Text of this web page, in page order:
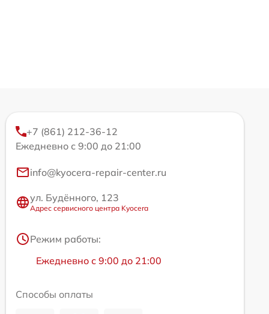
+7 (861) 212-36-12
Ежедневно с 9:00 до 21:00
info@kyocera-repair-center.ru
ул. Будённого, 123
Адрес сервисного центра Kyocera
Режим работы:
Ежедневно с 9:00 до 21:00
Способы оплаты